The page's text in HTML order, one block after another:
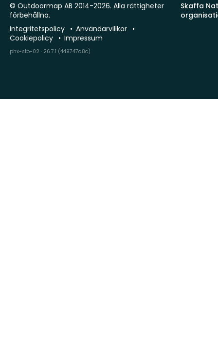
Skaffa
© Outdoormap AB 2014-2026. Alla rättigheter
förbehållna.
Integritetspolicy
Användarvillkor
Cookiepolicy
Impressum
phx-sto-02 · 26.7.1 (449747a8c)